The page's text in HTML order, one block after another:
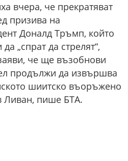
вчера, че прекратяват
призива на
Доналд Тръмп, който
„спрат да стрелят“,
че ще възобнови
продължи да извършва
шиитско въоръжено
Ливан, пише БТА.